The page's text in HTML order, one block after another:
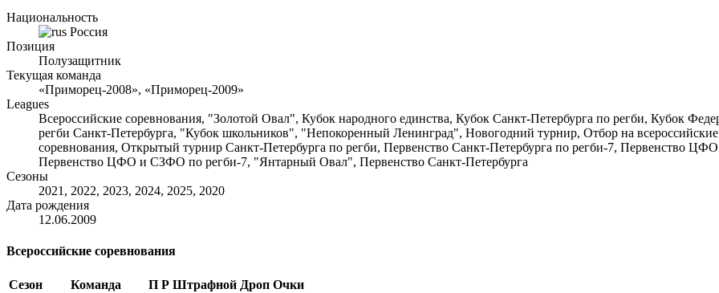
Национальность
Россия
Позиция
Полузащитник
Текущая команда
«Приморец-2008», «Приморец-2009»
Leagues
Всероссийские соревнования, "Золотой Овал", Кубок народного единства, Кубок Санкт-Петербурга по регби, Кубок
регби Санкт-Петербурга, "Кубок школьников", "Непокоренный Ленинград", Новогодний турнир, Отбор на всероссийские
соревнования, Открытый турнир Санкт-Петербурга по регби, Первенство Санкт-Петербурга по регби-7, Первенство
Первенство ЦФО и СЗФО по регби-7, "Янтарный Овал", Первенство Санкт-Петербурга
Сезоны
2021, 2022, 2023, 2024, 2025, 2020
Дата рождения
12.06.2009
Всероссийские соревнования
Сезон Команда П Р Штрафной Дроп Очки